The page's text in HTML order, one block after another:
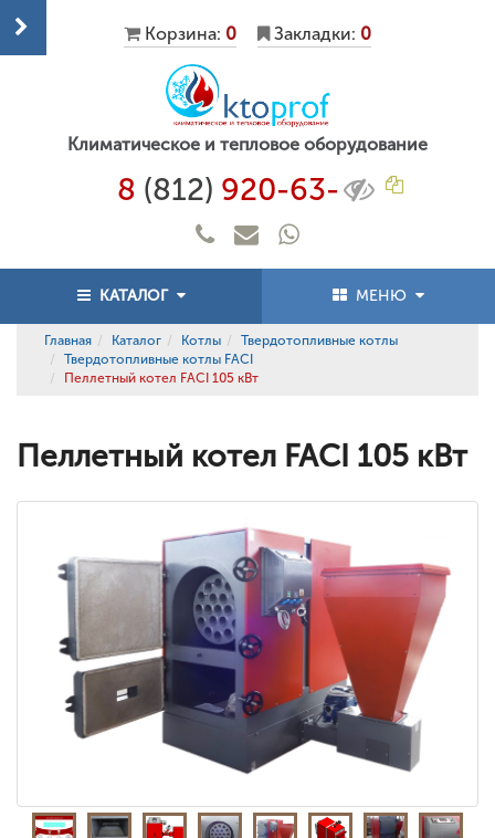
Корзина: 0 Закладки: 0
Климатическое и тепловое оборудование
8 (812) 920-63-
КАТАЛОГ МЕНЮ
Главная Каталог Котлы
Твердотопливные котлы
Твердотопливные котлы FACI
Пеллетный котел FACI 105 кВт
Пеллетный котел FACI 105 кВт